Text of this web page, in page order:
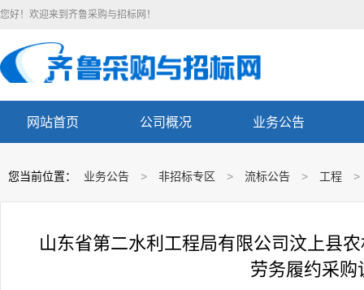
您好！欢迎来到齐鲁采购与招标网！
网站首页 公司概况 业务公告
您当前位置： 业务公告 > 非招标专区 > 流标公告 > 工程 >
山东省第二水利工程局有限公司汶上县
劳务履约采购